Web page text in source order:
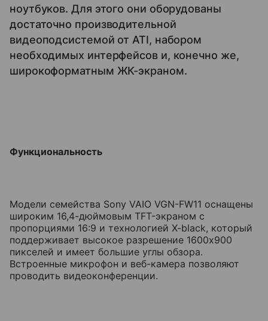
ноутбуков. Для этого они оборудованы
достаточно производительной
видеоподсистемой от ATI, набором
необходимых интерфейсов и, конечно же,
широкоформатным ЖК-экраном.
Функциональность
Модели семейства Sony VAIO VGN-FW11 оснащены
широким 16,4-дюймовым TFT-экраном с
пропорциями 16:9 и технологией X-black, который
поддерживает высокое разрешение 1600х900
пикселей и имеет большие углы обзора.
Встроенные микрофон и веб-камера позволяют
проводить видеоконференции.